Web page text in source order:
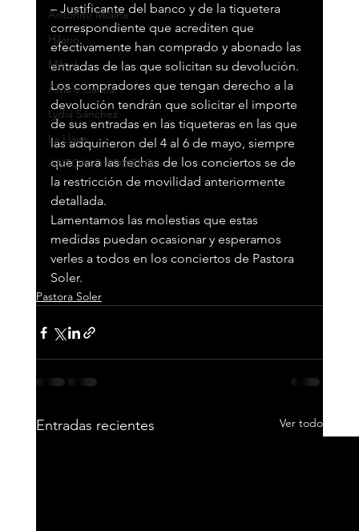
Antoñito Molina
Hilario
Milo J
Álvaro García
Lydia Sánchez
La Llave
ANTONIO ROMERO
– Justificante del banco y de la tiquetera
correspondiente que acrediten que
efectivamente han comprado y abonado las
entradas de las que solicitan su devolución.
Los compradores que tengan derecho a la
devolución tendrán que solicitar el importe
de sus entradas en las tiqueteras en las que
las adquirieron del 4 al 6 de mayo, siempre
que para las fechas de los conciertos se de
la restricción de movilidad anteriormente
detallada.
Lamentamos las molestias que estas
medidas puedan ocasionar y esperamos
verles a todos en los conciertos de Pastora
Soler.
Pastora Soler
Entradas recientes Ver todo